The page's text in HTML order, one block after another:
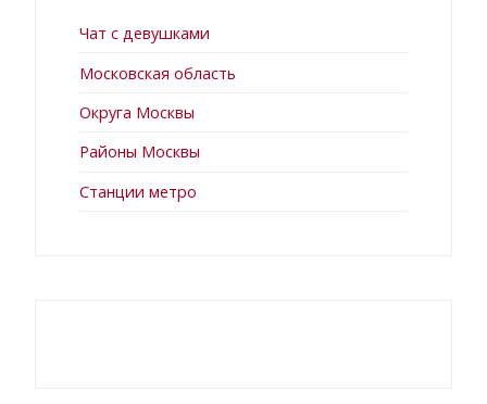
Чат с девушками
Московская область
Округа Москвы
Районы Москвы
Станции метро